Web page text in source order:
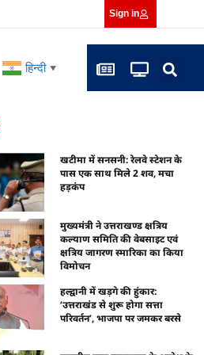
Sign in
हिन्दी ▼
खटीमा में सनसनी: रेलवे स्टेशन के
पास एक साथ मिले 2 शव, मचा
हड़कंप
मुख्यमंत्री ने उत्तराखण्ड क्षत्रिय
कल्याण समिति की वेबसाइट एवं
क्षत्रिय जागरण स्मारिका का किया
विमोचन
हल्द्वानी में खड़गे की हुंकार:
‘उत्तराखंड से शुरू होगा सत्ता
परिवर्तन’, भाजपा पर जमकर बरसे